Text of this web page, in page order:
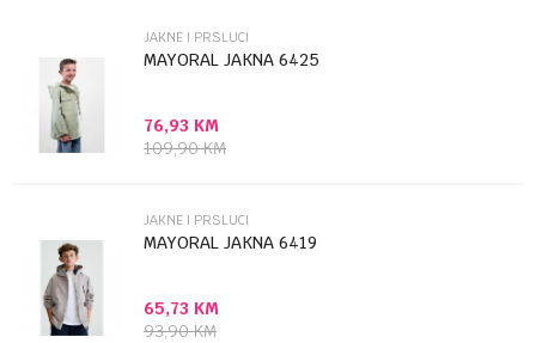
Poruka
Anti-spam zaštita - izračunajte koliko je 9 - 4 :
JAKNE I PRSLUCI
MAYORAL JAKNA 6425
76,93 KM
109,90KM
JAKNE I PRSLUCI
MAYORAL JAKNA 6419
65,73 KM
93,90KM